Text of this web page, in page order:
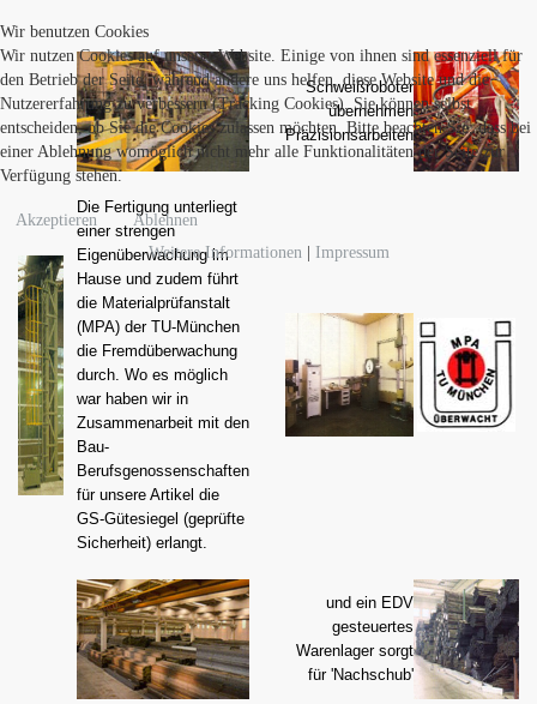
Schweißroboter
übernehmen
Präzisionsarbeiten
Die Fertigung unterliegt
einer strengen
Eigenüberwachung im
Hause und zudem führt
die Materialprüfanstalt
(MPA) der TU-München
die Fremdüberwachung
durch. Wo es möglich
war haben wir in
Zusammenarbeit mit den
Bau-
Berufsgenossenschaften
für unsere Artikel die
GS-Gütesiegel (geprüfte
Sicherheit) erlangt.
und ein EDV
gesteuertes
Warenlager sorgt
für 'Nachschub'
Wir benutzen Cookies
Wir nutzen Cookies auf unserer Website. Einige von ihnen sind essenziell für
den Betrieb der Seite, während andere uns helfen, diese Website und die
Nutzererfahrung zu verbessern (Tracking Cookies). Sie können selbst
entscheiden, ob Sie die Cookies zulassen möchten. Bitte beachten Sie, dass bei
einer Ablehnung womöglich nicht mehr alle Funktionalitäten der Seite zur
Verfügung stehen.
Akzeptieren
Ablehnen
Weitere Informationen| Impressum